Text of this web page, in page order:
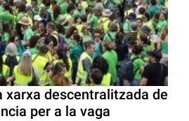
xarxa descentralitzada de
per a la vaga